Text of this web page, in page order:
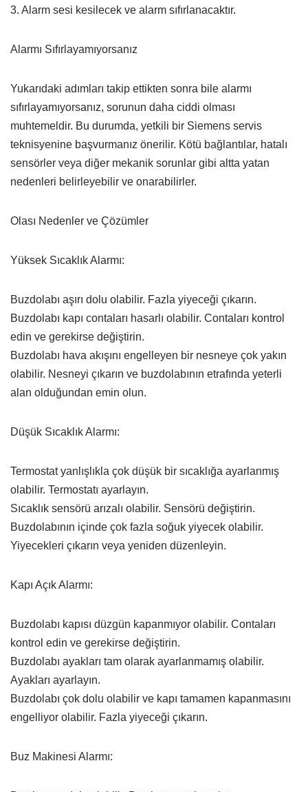
3. Alarm sesi kesilecek ve alarm sıfırlanacaktır.
Alarmı Sıfırlayamıyorsanız
Yukarıdaki adımları takip ettikten sonra bile alarmı
sıfırlayamıyorsanız, sorunun daha ciddi olması
muhtemeldir. Bu durumda, yetkili bir Siemens servis
teknisyenine başvurmanız önerilir. Kötü bağlantılar, hatalı
sensörler veya diğer mekanik sorunlar gibi altta yatan
nedenleri belirleyebilir ve onarabilirler.
Olası Nedenler ve Çözümler
Yüksek Sıcaklık Alarmı:
Buzdolabı aşırı dolu olabilir. Fazla yiyeceği çıkarın.
Buzdolabı kapı contaları hasarlı olabilir. Contaları kontrol
edin ve gerekirse değiştirin.
Buzdolabı hava akışını engelleyen bir nesneye çok yakın
olabilir. Nesneyi çıkarın ve buzdolabının etrafında yeterli
alan olduğundan emin olun.
Düşük Sıcaklık Alarmı:
Termostat yanlışlıkla çok düşük bir sıcaklığa ayarlanmış
olabilir. Termostatı ayarlayın.
Sıcaklık sensörü arızalı olabilir. Sensörü değiştirin.
Buzdolabının içinde çok fazla soğuk yiyecek olabilir.
Yiyecekleri çıkarın veya yeniden düzenleyin.
Kapı Açık Alarmı:
Buzdolabı kapısı düzgün kapanmıyor olabilir. Contaları
kontrol edin ve gerekirse değiştirin.
Buzdolabı ayakları tam olarak ayarlanmamış olabilir.
Ayakları ayarlayın.
Buzdolabı çok dolu olabilir ve kapı tamamen kapanmasını
engelliyor olabilir. Fazla yiyeceği çıkarın.
Buz Makinesi Alarmı: